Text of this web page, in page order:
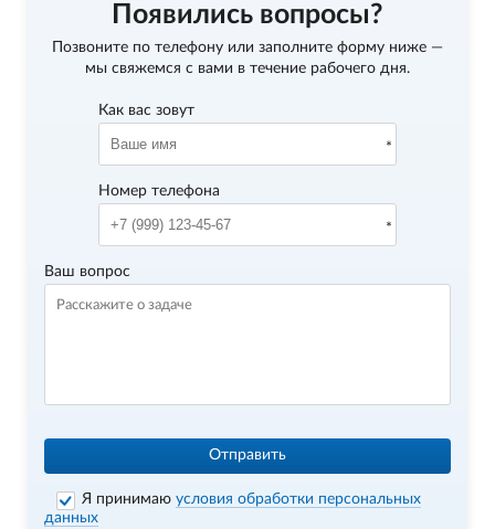
Появились вопросы?
Позвоните по телефону или заполните форму ниже —
мы свяжемся с вами в течение рабочего дня.
Как вас зовут
Номер телефона
Ваш вопрос
Отправить
Я принимаюусловия обработки персональных
данных